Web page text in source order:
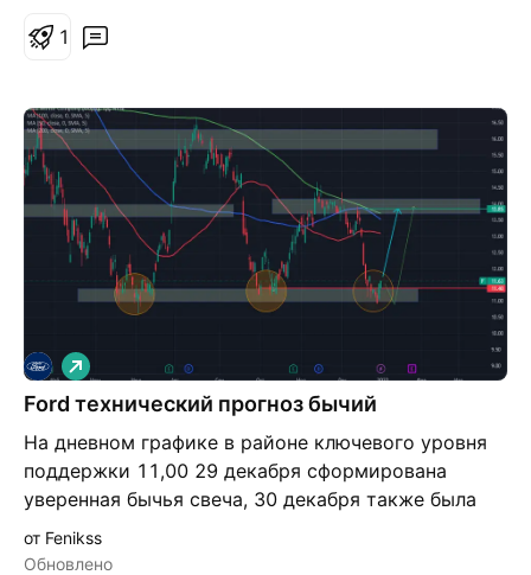
1
Ford технический прогноз бычий
На дневном графике в районе ключевого уровня
поддержки 11,00 29 декабря сформирована
уверенная бычья свеча, 30 декабря также была
сформирована зелёная свеча, что указывает на
возможное формирование отбоя вверх. Цель на
Д
л
и
н
я
от Fenikss
Обновлено